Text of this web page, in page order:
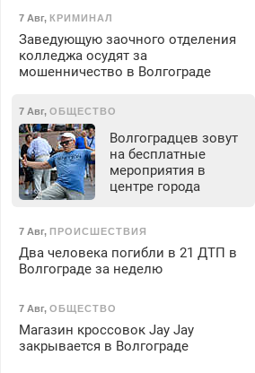
7 Авг, КРИМИНАЛ
Заведующую заочного отделения
колледжа осудят за
мошенничество в Волгограде
7 Авг, ОБЩЕСТВО
Волгоградцев зовут
на бесплатные
мероприятия в
центре города
7 Авг, ПРОИСШЕСТВИЯ
Два человека погибли в 21 ДТП в
Волгограде за неделю
7 Авг, ОБЩЕСТВО
Магазин кроссовок Jay Jay
закрывается в Волгограде